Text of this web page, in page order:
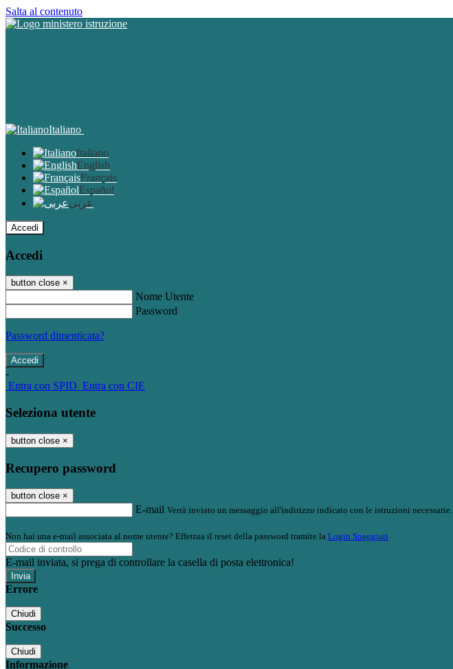
Salta al contenuto
Italiano
Italiano
English
Français
Español
عربى
Accedi
Accedi
button close ×
Nome Utente
Password
Password dimenticata?
-
Entra con SPID Entra con CIE
Seleziona utente
button close ×
Recupero password
button close ×
E-mail Verrà inviato un messaggio all'indirizzo indicato con le istruzioni necessarie.
Non hai una e-mail associata al nome utente? Effettua il reset della password tramite la Login Spaggiari
E-mail inviata, si prega di controllare la casella di posta elettronica!
Errore
Chiudi
Successo
Chiudi
Informazione